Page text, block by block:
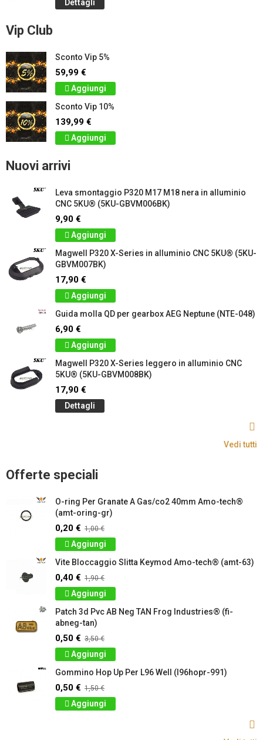
Dettagli
Vip Club
Sconto Vip 5%
59,99 €
Aggiungi
Sconto Vip 10%
139,99 €
Aggiungi
Nuovi arrivi
Leva smontaggio P320 M17 M18 nera in alluminio
CNC 5KU® (5KU-GBVM006BK)
9,90 €
Aggiungi
Magwell P320 X-Series in alluminio CNC 5KU® (5KU-
GBVM007BK)
17,90 €
Aggiungi
Guida molla QD per gearbox AEG Neptune (NTE-048)
6,90 €
Aggiungi
Magwell P320 X-Series leggero in alluminio CNC
5KU® (5KU-GBVM008BK)
17,90 €
Dettagli
Vedi tutti
Offerte speciali
O-ring Per Granate A Gas/co2 40mm Amo-tech®
(amt-oring-gr)
0,20 € 1,00 €
Aggiungi
Vite Bloccaggio Slitta Keymod Amo-tech® (amt-63)
0,40 € 1,90 €
Aggiungi
Patch 3d Pvc AB Neg TAN Frog Industries® (fi-
abneg-tan)
0,50 € 3,50 €
Aggiungi
Gommino Hop Up Per L96 Well (l96hopr-991)
0,50 € 1,50 €
Aggiungi